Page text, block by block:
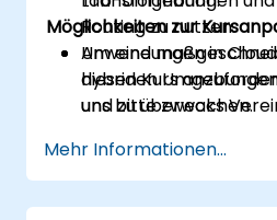
Routing zu nutzen.
Anwendungen in
hybriden
und zu überwachen.
mittels Git, Jenkins und
implementieren.
Möglichkeiten zur
Um eine
diesen Kurs
uns bitte zwecks
Mehr Informationen...